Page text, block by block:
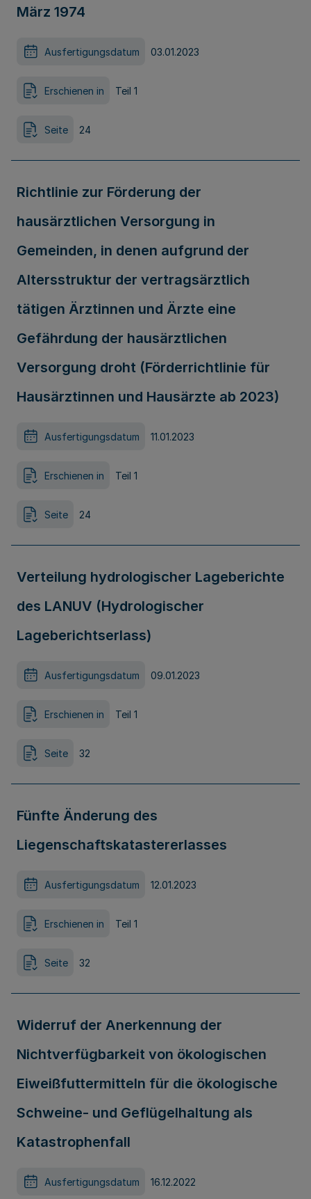
März 1974
Ausfertigungsdatum 03.01.2023
Erschienen in Teil 1
Seite 24
Richtlinie zur Förderung der
hausärztlichen Versorgung in
Gemeinden, in denen aufgrund der
Altersstruktur der vertragsärztlich
tätigen Ärztinnen und Ärzte eine
Gefährdung der hausärztlichen
Versorgung droht (Förderrichtlinie für
Hausärztinnen und Hausärzte ab 2023)
Ausfertigungsdatum 11.01.2023
Erschienen in Teil 1
Seite 24
Verteilung hydrologischer Lageberichte
des LANUV (Hydrologischer
Lageberichtserlass)
Ausfertigungsdatum 09.01.2023
Erschienen in Teil 1
Seite 32
Fünfte Änderung des
Liegenschaftskatastererlasses
Ausfertigungsdatum 12.01.2023
Erschienen in Teil 1
Seite 32
Widerruf der Anerkennung der
Nichtverfügbarkeit von ökologischen
Eiweißfuttermitteln für die ökologische
Schweine- und Geflügelhaltung als
Katastrophenfall
Ausfertigungsdatum 16.12.2022